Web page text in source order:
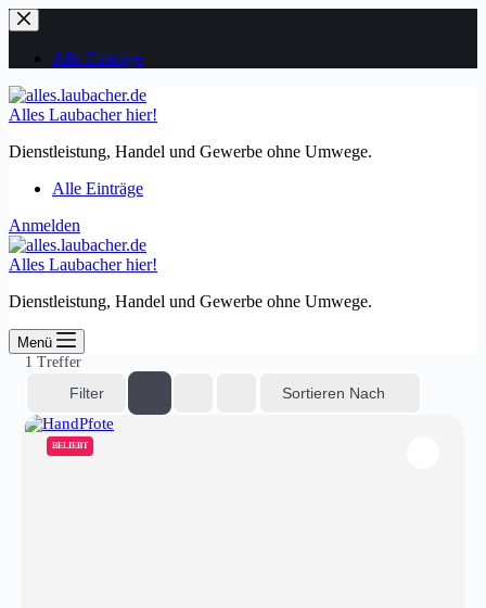
Zum
Inhalt
springenAlle Einträge
Alles Laubacher hier!
Dienstleistung, Handel und Gewerbe ohne Umwege.
Alle Einträge
Anmelden
Alles Laubacher hier!
Dienstleistung, Handel und Gewerbe ohne Umwege.
Menü
1 Treffer
Filter Sortieren Nach
BELIEBT